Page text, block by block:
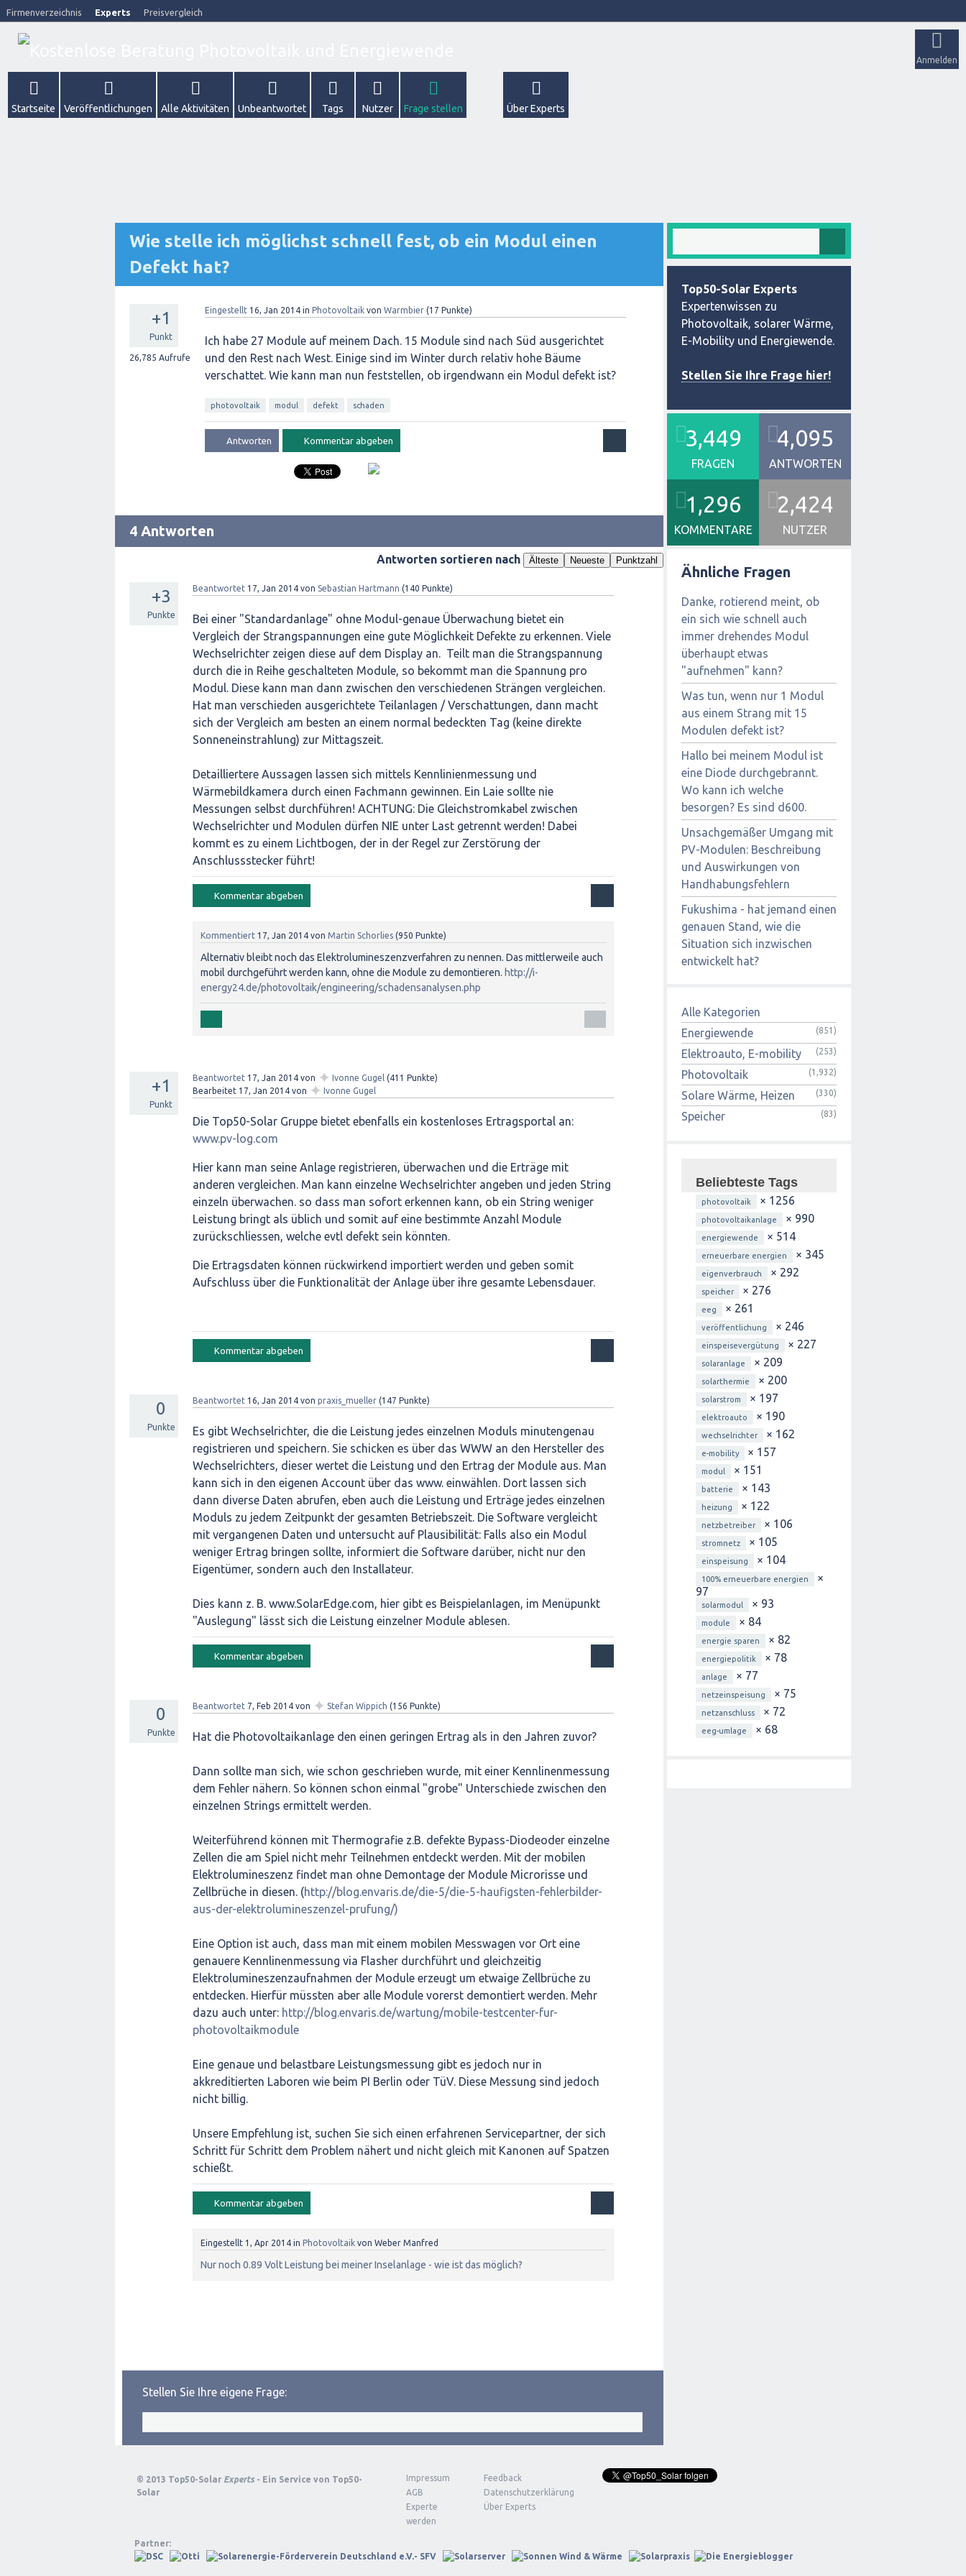
Firmenverzeichnis Experts Preisvergleich
Anmelden
Startseite Veröffentlichungen Alle Aktivitäten Unbeantwortet Tags Nutzer Frage stellen Über Experts
Wie stelle ich möglichst schnell fest, ob ein Modul einen
Defekt hat?
+1
Punkt
26,785 Aufrufe
Eingestellt 16, Jan 2014 in Photovoltaik von Warmbier (17 Punkte)
Ich habe 27 Module auf meinem Dach. 15 Module sind nach Süd ausgerichtet
und den Rest nach West. Einige sind im Winter durch relativ hohe Bäume
verschattet. Wie kann man nun feststellen, ob irgendwann ein Modul defekt ist?
photovoltaik modul defekt schaden
4 Antworten
Antworten sortieren nach Älteste Neueste Punktzahl
+3
Punkte
Beantwortet 17, Jan 2014 von Sebastian Hartmann (140 Punkte)
Bei einer "Standardanlage" ohne Modul-genaue Überwachung bietet ein
Vergleich der Strangspannungen eine gute Möglichkeit Defekte zu erkennen. Viele
Wechselrichter zeigen diese auf dem Display an. Teilt man die Strangspannung
durch die in Reihe geschalteten Module, so bekommt man die Spannung pro
Modul. Diese kann man dann zwischen den verschiedenen Strängen vergleichen.
Hat man verschieden ausgerichtete Teilanlagen / Verschattungen, dann macht
sich der Vergleich am besten an einem normal bedeckten Tag (keine direkte
Sonneneinstrahlung) zur Mittagszeit.
Detailliertere Aussagen lassen sich mittels Kennlinienmessung und
Wärmebildkamera durch einen Fachmann gewinnen. Ein Laie sollte nie
Messungen selbst durchführen! ACHTUNG: Die Gleichstromkabel zwischen
Wechselrichter und Modulen dürfen NIE unter Last getrennt werden! Dabei
kommt es zu einem Lichtbogen, der in der Regel zur Zerstörung der
Anschlussstecker führt!
Kommentiert 17, Jan 2014 von Martin Schorlies (950 Punkte)
Alternativ bleibt noch das Elektrolumineszenzverfahren zu nennen. Das mittlerweile auch
mobil durchgeführt werden kann, ohne die Module zu demontieren. http://i-
energy24.de/photovoltaik/engineering/schadensanalysen.php
+1
Punkt
Beantwortet 17, Jan 2014 von ✦ Ivonne Gugel (411 Punkte)
Bearbeitet 17, Jan 2014 von ✦ Ivonne Gugel
Die Top50-Solar Gruppe bietet ebenfalls ein kostenloses Ertragsportal an:
www.pv-log.com
Hier kann man seine Anlage registrieren, überwachen und die Erträge mit
anderen vergleichen. Man kann einzelne Wechselrichter angeben und jeden String
einzeln überwachen. so dass man sofort erkennen kann, ob ein String weniger
Leistung bringt als üblich und somit auf eine bestimmte Anzahl Module
zurückschliessen, welche evtl defekt sein könnten.
Die Ertragsdaten können rückwirkend importiert werden und geben somit
Aufschluss über die Funktionalität der Anlage über ihre gesamte Lebensdauer.
0
Punkte
Beantwortet 16, Jan 2014 von praxis_mueller (147 Punkte)
Es gibt Wechselrichter, die die Leistung jedes einzelnen Moduls minutengenau
registrieren und speichern. Sie schicken es über das WWW an den Hersteller des
Wechselrichters, dieser wertet die Leistung und den Ertrag der Module aus. Man
kann sich in den eigenen Account über das www. einwählen. Dort lassen sich
dann diverse Daten abrufen, eben auch die Leistung und Erträge jedes einzelnen
Moduls zu jedem Zeitpunkt der gesamten Betriebszeit. Die Software vergleicht
mit vergangenen Daten und untersucht auf Plausibilität: Falls also ein Modul
weniger Ertrag bringen sollte, informiert die Software darüber, nicht nur den
Eigentümer, sondern auch den Installateur.
Dies kann z. B. www.SolarEdge.com, hier gibt es Beispielanlagen, im Menüpunkt
"Auslegung" lässt sich die Leistung einzelner Module ablesen.
0
Punkte
Beantwortet 7, Feb 2014 von ✦ Stefan Wippich (156 Punkte)
Hat die Photovoltaikanlage den einen geringen Ertrag als in den Jahren zuvor?
Dann sollte man sich, wie schon geschrieben wurde, mit einer Kennlinenmessung
dem Fehler nähern. So können schon einmal "grobe" Unterschiede zwischen den
einzelnen Strings ermittelt werden.
Weiterführend können mit Thermografie z.B. defekte Bypass-Diodeoder einzelne
Zellen die am Spiel nicht mehr Teilnehmen entdeckt werden. Mit der mobilen
Elektrolumineszenz findet man ohne Demontage der Module Microrisse und
Zellbrüche in diesen. (http://blog.envaris.de/die-5/die-5-haufigsten-fehlerbilder-
aus-der-elektrolumineszenzel-prufung/)
Eine Option ist auch, dass man mit einem mobilen Messwagen vor Ort eine
genauere Kennlinenmessung via Flasher durchführt und gleichzeitig
Elektrolumineszenzaufnahmen der Module erzeugt um etwaige Zellbrüche zu
entdecken. Hierfür müssten aber alle Module vorerst demontiert werden. Mehr
dazu auch unter: http://blog.envaris.de/wartung/mobile-testcenter-fur-
photovoltaikmodule
Eine genaue und belastbare Leistungsmessung gibt es jedoch nur in
akkreditierten Laboren wie beim PI Berlin oder TüV. Diese Messung sind jedoch
nicht billig.
Unsere Empfehlung ist, suchen Sie sich einen erfahrenen Servicepartner, der sich
Schritt für Schritt dem Problem nähert und nicht gleich mit Kanonen auf Spatzen
schießt.
Eingestellt 1, Apr 2014 in Photovoltaik von Weber Manfred
Nur noch 0.89 Volt Leistung bei meiner Inselanlage - wie ist das möglich?
Stellen Sie Ihre eigene Frage:
Top50-Solar Experts
Expertenwissen zu
Photovoltaik, solarer Wärme,
E-Mobility und Energiewende.
Stellen Sie Ihre Frage hier!
3,449
FRAGEN
4,095
ANTWORTEN
1,296
KOMMENTARE
2,424
NUTZER
Ähnliche Fragen
Danke, rotierend meint, ob
ein sich wie schnell auch
immer drehendes Modul
überhaupt etwas
"aufnehmen" kann?
Was tun, wenn nur 1 Modul
aus einem Strang mit 15
Modulen defekt ist?
Hallo bei meinem Modul ist
eine Diode durchgebrannt.
Wo kann ich welche
besorgen? Es sind d600.
Unsachgemäßer Umgang mit
PV-Modulen: Beschreibung
und Auswirkungen von
Handhabungsfehlern
Fukushima - hat jemand einen
genauen Stand, wie die
Situation sich inzwischen
entwickelt hat?
Alle Kategorien
Energiewende
(851)
Elektroauto, E-mobility (253)
Photovoltaik (1,932)
Solare Wärme, Heizen (330)
Speicher (83)
Beliebteste Tags
photovoltaik × 1256
photovoltaikanlage × 990
energiewende × 514
erneuerbare energien × 345
eigenverbrauch × 292
speicher × 276
eeg × 261
veröffentlichung × 246
einspeisevergütung × 227
solaranlage × 209
solarthermie × 200
solarstrom × 197
elektroauto × 190
wechselrichter × 162
e-mobility × 157
modul × 151
batterie × 143
heizung × 122
netzbetreiber × 106
stromnetz × 105
einspeisung × 104
100% erneuerbare energien
×
97
solarmodul × 93
module × 84
energie sparen × 82
energiepolitik × 78
anlage × 77
netzeinspeisung × 75
netzanschluss × 72
eeg-umlage × 68
© 2013 Top50-Solar Experts - Ein Service von Top50-
Solar
Impressum
Feedback
AGB
Datenschutzerklärung
Experte
werden
Über Experts
Partner: